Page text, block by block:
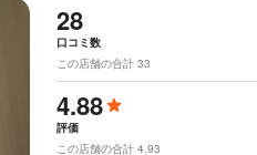
28
口コミ数
この店舗の合計 33
4.88
評価
この店舗の合計 4.93